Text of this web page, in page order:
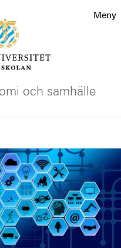
Meny
och samhälle